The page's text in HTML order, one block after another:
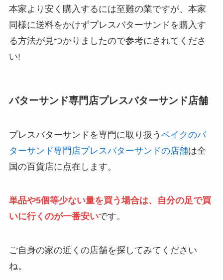
本家より安く購入するには至難の業ですが、本家
同様に送料をかけずプレスバターサンドを購入す
る方法が見つかりましたので参考にされてくださ
い!
バターサンド専門店プレスバターサンド店舗
プレスバターサンドを専門に取り扱う ベイクのバ
ターサンド専門店プレスバターサンドの店舗は全
国の百貨店に点在します。
単品や5個等少ない量を買う場合は、自分の足で買
いに行くのが一番安いです。
ご自身の家の近くの店舗を探してみてください
ね。